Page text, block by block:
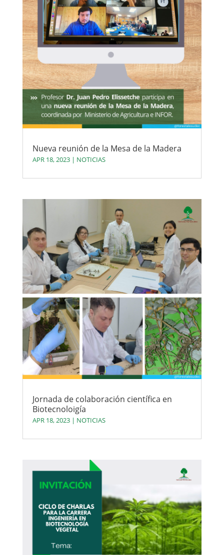
Nueva reunión de la Mesa de la Madera
APR 18, 2023| NOTICIAS
Jornada de colaboración científica en
Biotecnoloigía
APR 18, 2023| NOTICIAS